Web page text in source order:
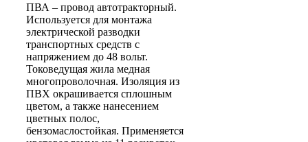
ПВА – провод автотракторный.
Используется для монтажа
электрической разводки
транспортных средств с
напряжением до 48 вольт.
Токоведущая жила медная
многопроволочная. Изоляция из
ПВХ окрашивается сплошным
цветом, а также нанесением
цветных полос,
бензомаслостойкая. Применяется